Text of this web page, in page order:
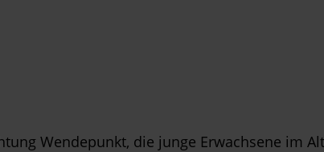
Wendepunkt, die junge Erwachsene im